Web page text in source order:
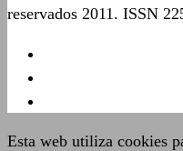
reservados 2011. ISSN
Esta web utiliza cookies